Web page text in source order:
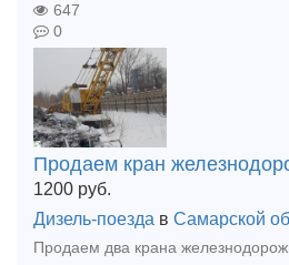
647
0
Продаем кран
1200 руб.
Дизель-поезда в Самарской